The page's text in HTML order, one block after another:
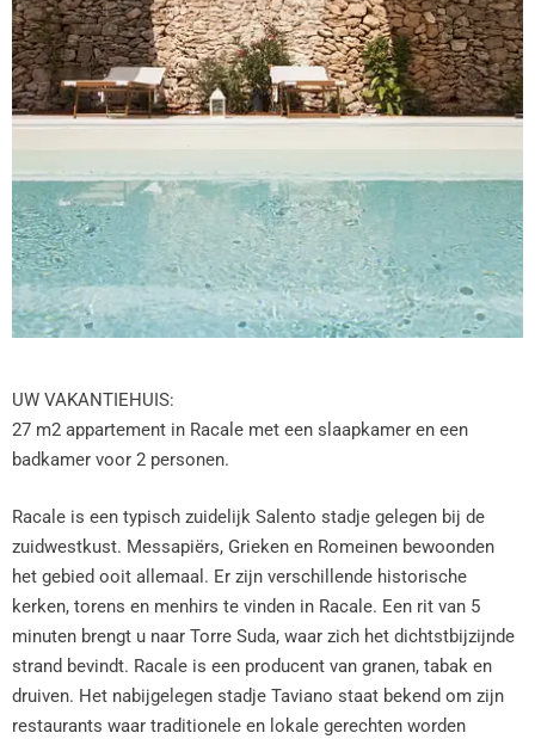
UW VAKANTIEHUIS:
27 m2 appartement in Racale met een slaapkamer en een
badkamer voor 2 personen.
Racale is een typisch zuidelijk Salento stadje gelegen bij de
zuidwestkust. Messapiërs, Grieken en Romeinen bewoonden
het gebied ooit allemaal. Er zijn verschillende historische
kerken, torens en menhirs te vinden in Racale. Een rit van 5
minuten brengt u naar Torre Suda, waar zich het dichtstbijzijnde
strand bevindt. Racale is een producent van granen, tabak en
druiven. Het nabijgelegen stadje Taviano staat bekend om zijn
restaurants waar traditionele en lokale gerechten worden